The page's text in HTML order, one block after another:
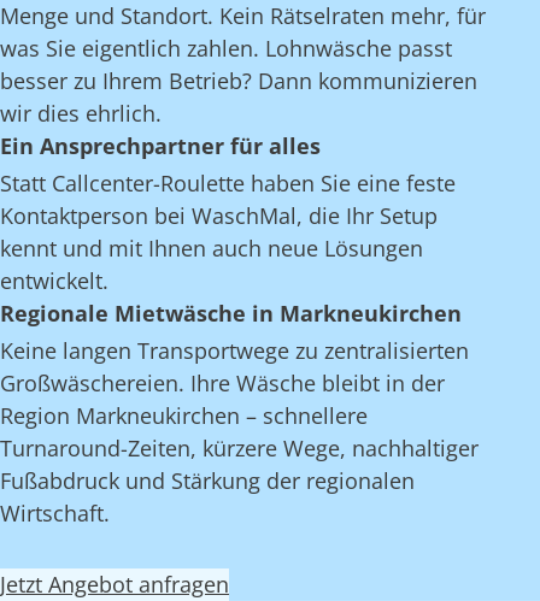
Menge und Standort. Kein Rätselraten mehr, für
was Sie eigentlich zahlen. Lohnwäsche passt
besser zu Ihrem Betrieb? Dann kommunizieren
wir dies ehrlich.
Ein Ansprechpartner für alles
Statt Callcenter-Roulette haben Sie eine feste
Kontaktperson bei WaschMal, die Ihr Setup
kennt und mit Ihnen auch neue Lösungen
entwickelt.
Regionale Mietwäsche in Markneukirchen
Keine langen Transportwege zu zentralisierten
Großwäschereien. Ihre Wäsche bleibt in der
Region Markneukirchen – schnellere
Turnaround-Zeiten, kürzere Wege, nachhaltiger
Fußabdruck und Stärkung der regionalen
Wirtschaft.
Jetzt Angebot anfragen